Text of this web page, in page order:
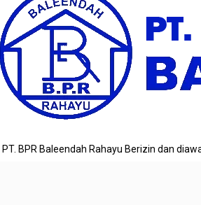
PT. BPR Baleendah Rahayu Berizin dan